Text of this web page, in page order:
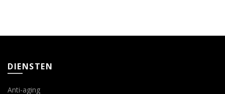
DIENSTEN
Anti-aging